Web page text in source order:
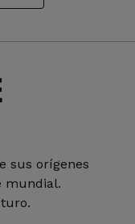
sus orígenes
mundial.